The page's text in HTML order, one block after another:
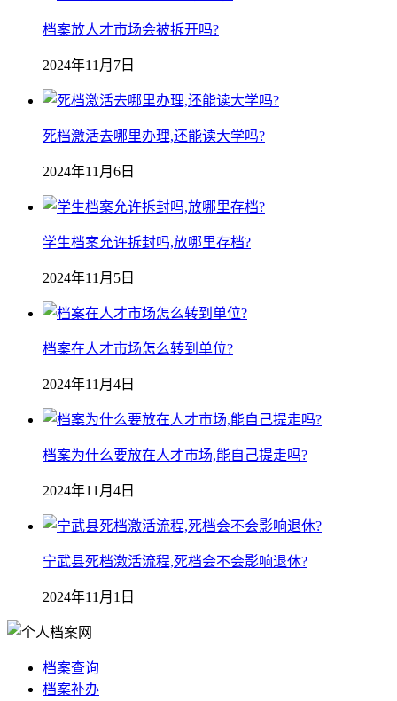
档案放人才市场会被拆开吗?
2024年11月7日
死档激活去哪里办理,还能读大学吗?
2024年11月6日
学生档案允许拆封吗,放哪里存档?
2024年11月5日
档案在人才市场怎么转到单位?
2024年11月4日
档案为什么要放在人才市场,能自己提走吗?
2024年11月4日
宁武县死档激活流程,死档会不会影响退休?
2024年11月1日
档案查询
档案补办